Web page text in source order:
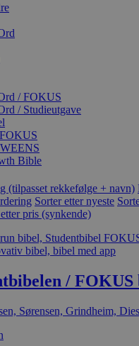
/ FOKUS
/ Studieutgave
Bible
(tilpasset rekkefølge + navn)
Sorter etter nyeste
pris (synkende)
/
Sørensen, Grindheim,